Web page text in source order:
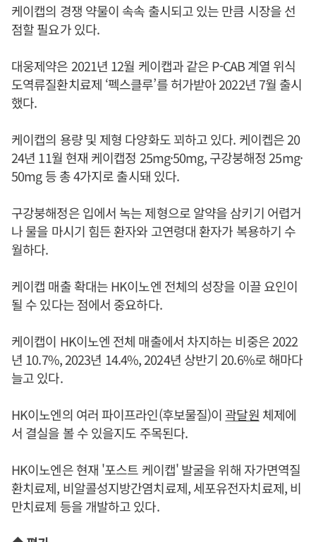
케이캡의 경쟁 약물이 속속 출시되고 있는 만큼 시장을 선
점할 필요가 있다.
대웅제약은 2021년 12월 케이캡과 같은 P-CAB 계열 위식
도역류질환치료제 ‘펙스클루’를 허가받아 2022년 7월 출시
했다.
케이캡의 용량 및 제형 다양화도 꾀하고 있다. 케이켑은 20
24년 11월 현재 케이캡정 25mg·50mg, 구강붕해정 25mg·
50mg 등 총 4가지로 출시돼 있다.
구강붕해정은 입에서 녹는 제형으로 알약을 삼키기 어렵거
나 물을 마시기 힘든 환자와 고연령대 환자가 복용하기 수
월하다.
케이캡 매출 확대는 HK이노엔 전체의 성장을 이끌 요인이
될 수 있다는 점에서 중요하다.
케이캡이 HK이노엔 전체 매출에서 차지하는 비중은 2022
년 10.7%, 2023년 14.4%, 2024년 상반기 20.6%로 해마다
늘고 있다.
HK이노엔의 여러 파이프라인(후보물질)이곽달원 체제에
서 결실을 볼 수 있을지도 주목된다.
HK이노엔은 현재 '포스트 케이캡' 발굴을 위해 자가면역질
환치료제, 비알콜성지방간염치료제, 세포유전자치료제, 비
만치료제 등을 개발하고 있다.